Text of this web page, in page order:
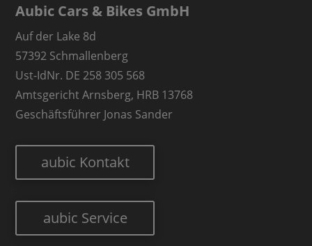
Aubic Cars & Bikes GmbH
Auf der Lake 8d
57392 Schmallenberg
Ust-IdNr. DE 258 305 568
Amtsgericht Arnsberg, HRB 13768
Geschäftsführer Jonas Sander
aubic Kontakt
aubic Service